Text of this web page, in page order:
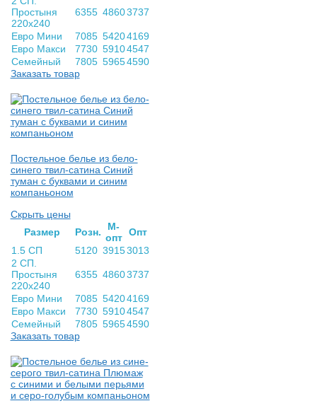
Простыня
220х240
6355 48603737
Евро Мини 7085 54204169
Евро Макси
7730 59104547
Семейный
7805 59654590
Заказать товар
Постельное белье из бело-
синего твил-сатина Синий
туман с буквами и синим
компаньоном
Скрыть цены
Раз­мер
Розн.
М-
опт Опт
1.5 СП
5120 39153013
2 СП.
Простыня
220х240
6355 48603737
Евро Мини 7085 54204169
Евро Макси
7730 59104547
Семейный
7805 59654590
Заказать товар